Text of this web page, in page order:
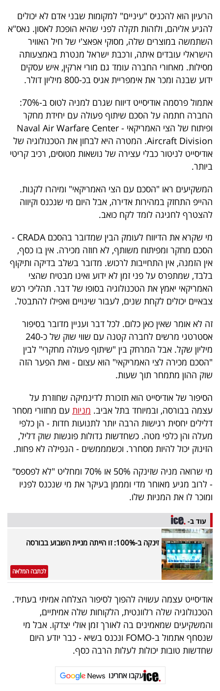
40
UNDER
40
שיתופי
דרושים
ניוזלטרים
מייל
אדום
פרסמו
באייס
עקבו
הרעיון הוא להכניס "עיניים" למקומות שבני אדם לא יכולים
להגיע אליהם, ולזהות תקלה לפני שהיא הופכת לאסון. נאס"א
השתמשה במוצרים שלה, מסוקי אפאצ'י של חיל האוויר
הישראלי עובדים איתה, ורכבת ישראל מנטרת באמצעותה
מסילות. מאחורי החברה עומד גם מורי ארקין, איש עסקים
ידוע שבנה ומכר את אימפריית אגיס בכ-800 מיליון דולר.
אתמול פרסמה אודיסייט דיווח שגרם למניה לטוס ב-70%:
החברה חתמה על הסכם שיתוף פעולה עם יחידת מחקר
ופיתוח של הצי האמריקאי - Naval Air Warfare Center
Aircraft Division. המטרה היא לבחון את הטכנולוגיה של
אודיסייט לניטור כבלי עצירה של נושאות מטוסים, רכיב קריטי
ביותר.
המשקיעים ראו "הסכם עם הצי האמריקאי" ומיהרו לקנות.
ההייפ התחזק במהירות אדירה, אבל היום מי שנכנס וקיווה
להצטרף לחגיגה לומד לקח כואב.
מי שקרא את הדיווח לעומק הבין שמדובר בהסכם CRADA -
הסכם מחקר ומפיתוח משותף, לא חוזה מכירה. אין בו כסף,
אין הזמנה, אין התחייבות לרכוש. מדובר בשלב בדיקה ותיקוף
בלבד, שמתפרס על פני זמן לא ידוע ואינו מבטיח שהצי
האמריקאי יאמץ את הטכנולוגיה בסופו של דבר. תהליכי רכש
צבאיים יכולים לקחת שנים, לעבור שינויים ואפילו להתבטל.
זה לא אומר שאין כאן כלום. לכל דבר ועניין מדובר בסיפור
אסטרטגי מרשים לחברה קטנה עם שווי שוק של כ-240
מיליון שקל. אבל המרחק בין "שיתוף פעולה מחקרי" לבין
"הסכם מכירה לצי האמריקאי" הוא עצום - ואת הפער הזה
שוק ההון מתמחר תוך שעות.
הסיפור של אודיסייט הוא תזכורת לדינמיקה שחוזרת על
עצמה בבורסה, ובמיוחד בתל אביב. מניות עם מחזורי מסחר
דלילים יחסית רגישות הרבה יותר לתנועות חדות - הן כלפי
מעלה והן כלפי מטה. כשחדשות גדולות פוגשות שוק דליל,
הזינוק יכול להיות מסחרר. וכשמממשים - הנפילה לא פחות.
מי שרואה מניה שזינקה 50% או 70% ומחליט "לא לפספס"
- לרוב מגיע מאוחר מדי ומממן בעיקר את מי שנכנס לפניו
ומוכר לו את המניות שלו.
עוד ב-
זינקה ב-100%: זו הייתה מניית השבוע בבורסה
לכתבה המלאה
אודיסייט עצמה עשויה להפוך לסיפור הצלחה אמיתי בעתיד.
הטכנולוגיה שלה רלוונטית, הלקוחות שלה אמיתיים,
והמשקיעים שמאמינים בה לאורך זמן אולי יצדקו. אבל מי
שנסחף אתמול ב-FOMO ונכנס בשיא - כבר יודע היום
שחדשות טובות יכולות לעלות הרבה כסף.
עקבו אחרינו